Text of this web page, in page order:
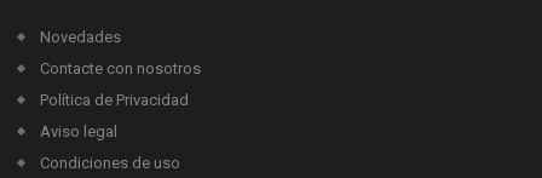
Novedades
Contacte con nosotros
Política de Privacidad
Aviso legal
Condiciones de uso